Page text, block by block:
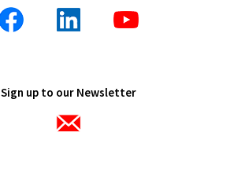
Sign up to our Newsletter